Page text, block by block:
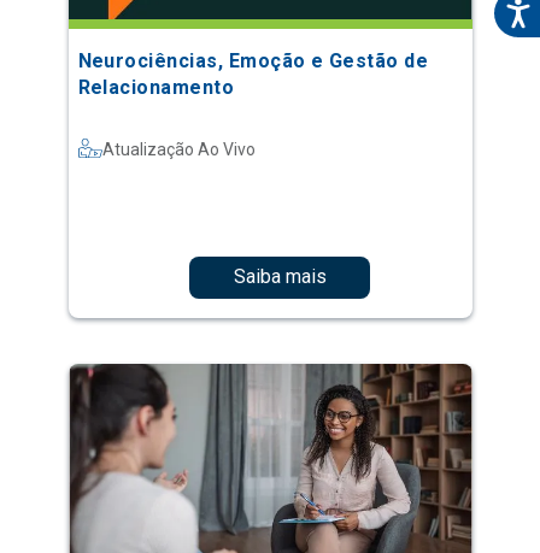
Neurociências, Emoção e Gestão de
Relacionamento
Atualização Ao Vivo
Saiba mais